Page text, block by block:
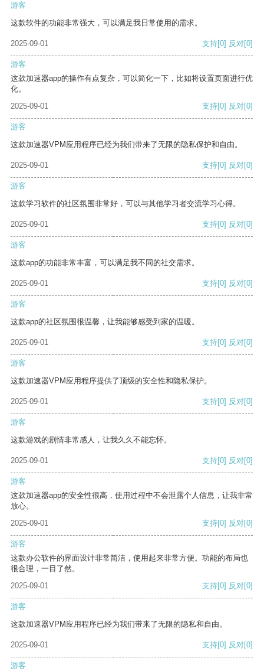
游客
这款软件的功能非常强大，可以满足我日常使用的需求。
2025-09-01 支持[0] 反对[0]
游客
这款加速器app的操作有点复杂，可以简化一下，比如将设置页面进行优
化。
2025-09-01
支持[0] 反对[0]
游客
这款加速器VPM应用程序已经为我们带来了无限的隐私保护和自由。
2025-09-01 支持[0] 反对[0]
游客
这款学习软件的社区氛围非常好，可以与其他学习者交流学习心得。
2025-09-01 支持[0] 反对[0]
游客
这款app的功能非常丰富，可以满足我不同的社交需求。
2025-09-01 支持[0] 反对[0]
游客
这款app的社区氛围很温馨，让我能够感受到家的温暖。
2025-09-01 支持[0] 反对[0]
游客
这款加速器VPM应用程序提供了顶级的安全性和隐私保护。
2025-09-01 支持[0] 反对[0]
游客
这款游戏的剧情非常感人，让我久久不能忘怀。
2025-09-01 支持[0] 反对[0]
游客
这款加速器app的安全性很高，使用过程中不会泄露个人信息，让我非常
放心。
2025-09-01
支持[0] 反对[0]
游客
这款办公软件的界面设计非常简洁，使用起来非常方便。功能的布局也
很合理，一目了然。
2025-09-01
支持[0] 反对[0]
游客
这款加速器VPM应用程序已经为我们带来了无限的隐私和自由。
2025-09-01 支持[0] 反对[0]
游客